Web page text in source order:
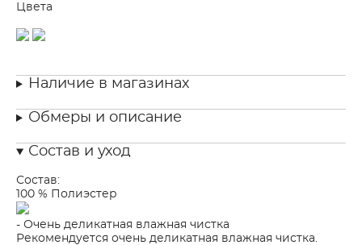
Цвета
Наличие в магазинах
Обмеры и описание
Состав и уход
Состав:
100 % Полиэстер
- Очень деликатная влажная чистка
Рекомендуется очень деликатная влажная чистка.